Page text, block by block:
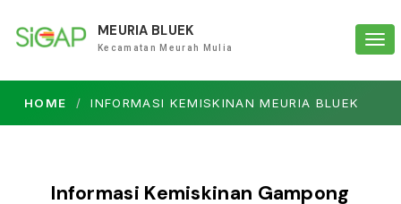
MEURIA BLUEK
Kecamatan Meurah Mulia
HOME INFORMASI KEMISKINAN MEURIA BLUEK
Informasi Kemiskinan Gampong